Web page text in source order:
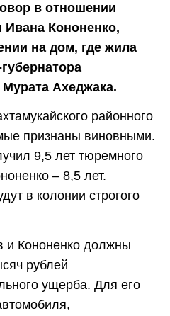
в отношении
Кононенко,
на дом, где жила
Мурата Ахеджака.
районного
признаны виновными.
9,5 лет тюремного
– 8,5 лет.
в колонии строгого
и Кононенко должны
рублей
ущерба. Для его